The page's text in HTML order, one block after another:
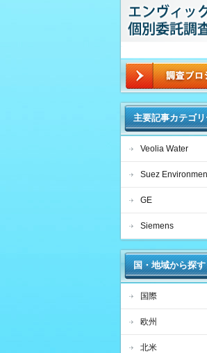
主要記事カテゴ
Veolia Water
Suez
GE
Siemens
国・地域から探す
国際
欧州
北米